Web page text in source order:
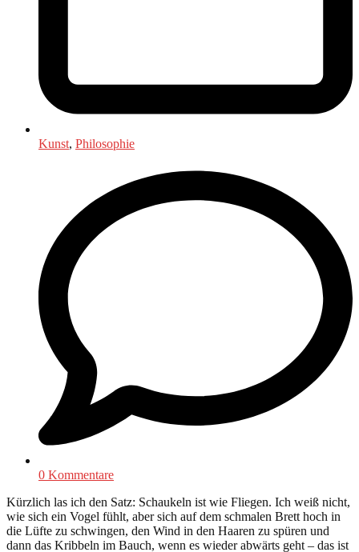
Kunst, Philosophie
0 Kommentare
Kürzlich las ich den Satz: Schaukeln ist wie Fliegen. Ich weiß nicht,
wie sich ein Vogel fühlt, aber sich auf dem schmalen Brett hoch in
die Lüfte zu schwingen, den Wind in den Haaren zu spüren und
dann das Kribbeln im Bauch, wenn es wieder abwärts geht – das ist